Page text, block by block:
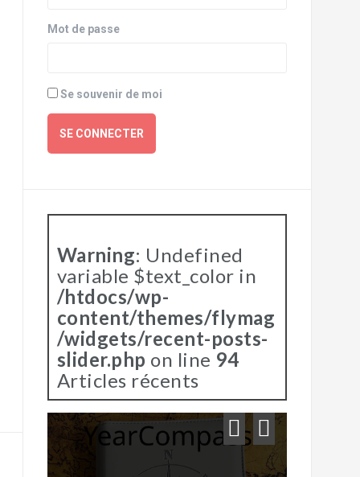
Mot de passe
Se souvenir de moi
SE CONNECTER
Warning: Undefined
variable $text_color in
/htdocs/wp-
content/themes/flymag
/widgets/recent-posts-
slider.php on line 94
Articles récents